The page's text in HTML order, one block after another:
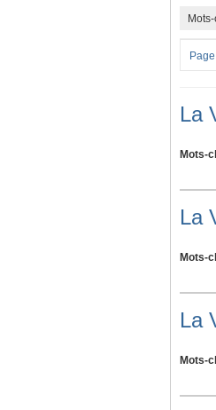
La
Mots-
La
Mots-
La
Mots-